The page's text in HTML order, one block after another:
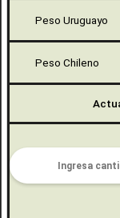
Peso Uruguayo
Peso Chileno